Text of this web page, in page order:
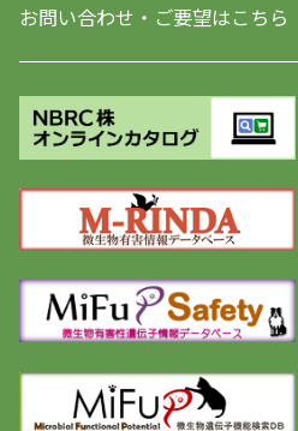
お問い合わせ・ご要望はこちら